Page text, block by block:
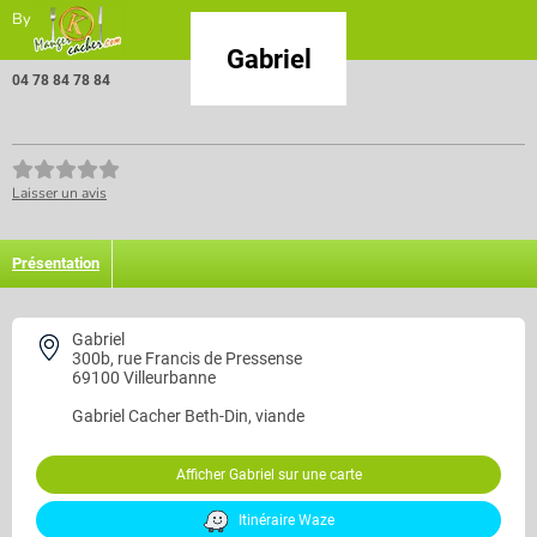
By
Gabriel
04 78 84 78 84
Laisser un avis
Présentation
Gabriel
300b, rue Francis de Pressense
69100 Villeurbanne
Gabriel Cacher Beth-Din, viande
Afficher Gabriel sur une carte
Itinéraire Waze